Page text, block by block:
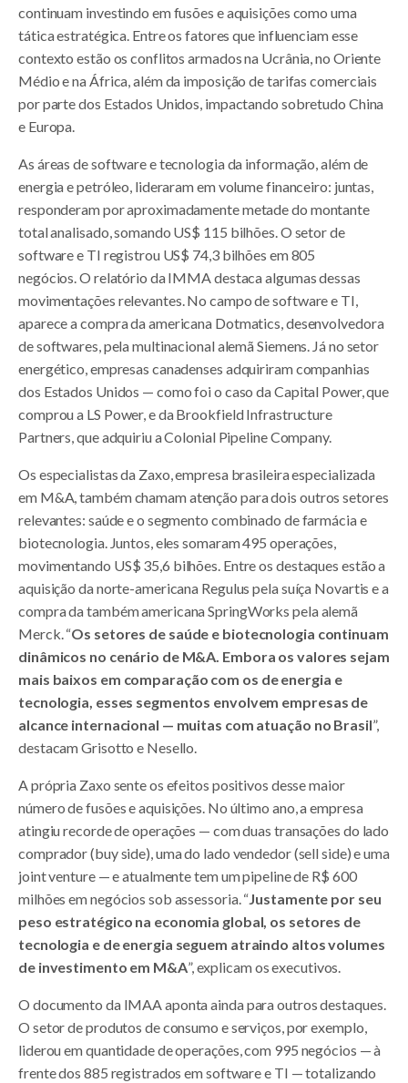
continuam investindo em fusões e aquisições como uma
tática estratégica. Entre os fatores que influenciam esse
contexto estão os conflitos armados na Ucrânia, no Oriente
Médio e na África, além da imposição de tarifas comerciais
por parte dos Estados Unidos, impactando sobretudo China
e Europa.
As áreas de software e tecnologia da informação, além de
energia e petróleo, lideraram em volume financeiro: juntas,
responderam por aproximadamente metade do montante
total analisado, somando US$ 115 bilhões. O setor de
software e TI registrou US$ 74,3 bilhões em 805
negócios. O relatório da IMMA destaca algumas dessas
movimentações relevantes. No campo de software e TI,
aparece a compra da americana Dotmatics, desenvolvedora
de softwares, pela multinacional alemã Siemens. Já no setor
energético, empresas canadenses adquiriram companhias
dos Estados Unidos — como foi o caso da Capital Power, que
comprou a LS Power, e da Brookfield Infrastructure
Partners, que adquiriu a Colonial Pipeline Company.
Os especialistas da Zaxo, empresa brasileira especializada
em M&A, também chamam atenção para dois outros setores
relevantes: saúde e o segmento combinado de farmácia e
biotecnologia. Juntos, eles somaram 495 operações,
movimentando US$ 35,6 bilhões. Entre os destaques estão a
aquisição da norte-americana Regulus pela suíça Novartis e a
compra da também americana SpringWorks pela alemã
Merck. “Os setores de saúde e biotecnologia continuam
dinâmicos no cenário de M&A. Embora os valores sejam
mais baixos em comparação com os de energia e
tecnologia, esses segmentos envolvem empresas de
alcance internacional — muitas com atuação no Brasil”,
destacam Grisotto e Nesello.
A própria Zaxo sente os efeitos positivos desse maior
número de fusões e aquisições. No último ano, a empresa
atingiu recorde de operações — com duas transações do lado
comprador (buy side), uma do lado vendedor (sell side) e uma
joint venture — e atualmente tem um pipeline de R$ 600
milhões em negócios sob assessoria. “Justamente por seu
peso estratégico na economia global, os setores de
tecnologia e de energia seguem atraindo altos volumes
de investimento em M&A”, explicam os executivos.
O documento da IMAA aponta ainda para outros destaques.
O setor de produtos de consumo e serviços, por exemplo,
liderou em quantidade de operações, com 995 negócios — à
frente dos 885 registrados em software e TI — totalizando